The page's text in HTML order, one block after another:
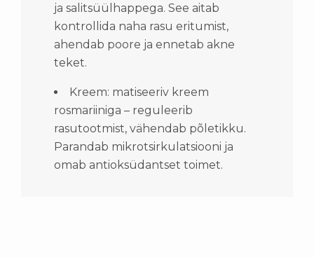
ja salitsüülhappega. See aitab
kontrollida naha rasu eritumist,
ahendab poore ja ennetab akne
teket.
Kreem: matiseeriv kreem
rosmariiniga – reguleerib
rasutootmist, vähendab põletikku.
Parandab mikrotsirkulatsiooni ja
omab antioksüdantset toimet.